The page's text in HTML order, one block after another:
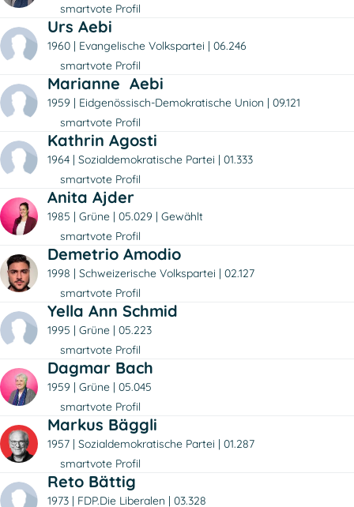
smartvote Profil
Urs Aebi
1960 Evangelische Volkspartei
06.246
smartvote Profil
Marianne Aebi
1959 Eidgenössisch-Demokratische Union
09.121
smartvote Profil
Kathrin Agosti
1964 Sozialdemokratische Partei
01.333
smartvote Profil
Anita Ajder
1985 Grüne 05.029
Gewählt
smartvote Profil
Demetrio Amodio
1998 Schweizerische Volkspartei
02.127
smartvote Profil
Yella Ann Schmid
1995 Grüne
05.223
smartvote Profil
Dagmar Bach
1959 Grüne
05.045
smartvote Profil
Markus Bäggli
1957 Sozialdemokratische Partei
01.287
smartvote Profil
Reto Bättig
1973 FDP.Die Liberalen
03.328